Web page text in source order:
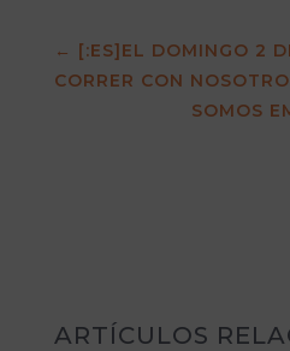
← [:ES]EL DOMINGO 2
CORRER CON
SOMOS
ARTÍCULOS